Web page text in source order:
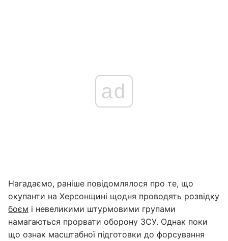
ad
Нагадаємо, раніше повідомлялося про те, що
окупанти на Херсонщині щодня проводять розвідку
боєм і невеликими штурмовими групами
намагаються прорвати оборону ЗСУ. Однак поки
що ознак масштабної підготовки до форсування